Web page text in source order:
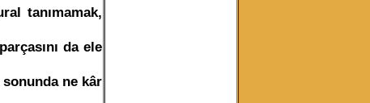
tanımamak,
da ele
ne kâr